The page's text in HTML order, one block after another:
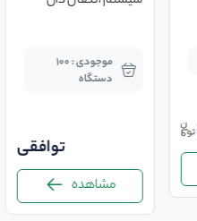
موجودی : 100
دستگاه
توافقی
مشاهده